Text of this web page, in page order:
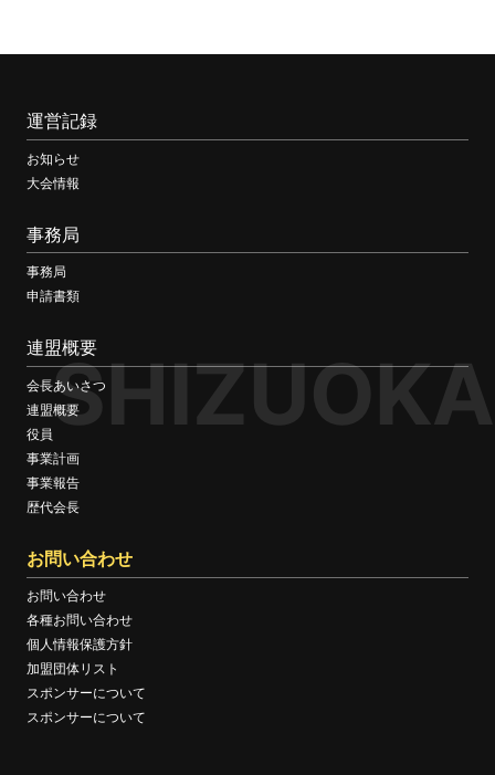
SHIZUOKA
運営記録
お知らせ
大会情報
事務局
事務局
申請書類
連盟概要
会長あいさつ
連盟概要
役員
事業計画
事業報告
歴代会長
お問い合わせ
お問い合わせ
各種お問い合わせ
個人情報保護方針
加盟団体リスト
スポンサーについて
スポンサーについて